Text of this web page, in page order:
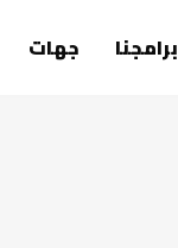
برامجنا جهات